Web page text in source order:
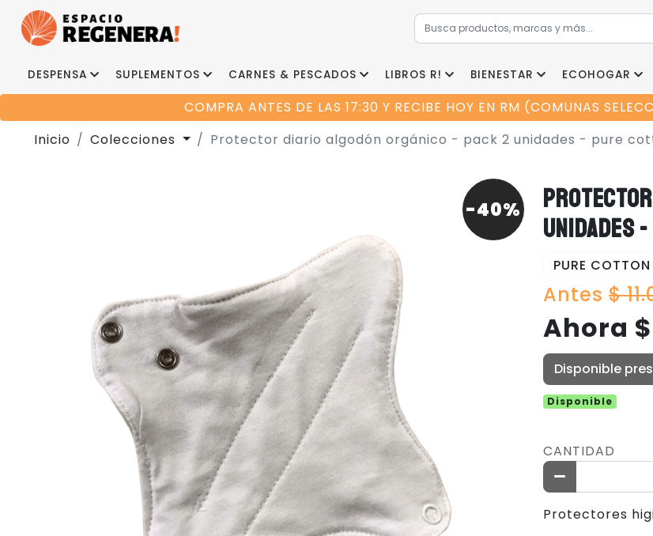
DESPENSA SUPLEMENTOS CARNES & PESCADOS LIBROS R! BIENESTAR ECOHOGAR
COMPRA ANTES DE LAS 17:30 Y RECIBE HOY EN RM (COMUNAS
Inicio Colecciones Protector diario algodón orgánico - pack 2 unidades - pure
-40%
UNIDADES
PURE COTTON
Antes $
Ahora
Disponible
Disponible
CANTIDAD
Protectores